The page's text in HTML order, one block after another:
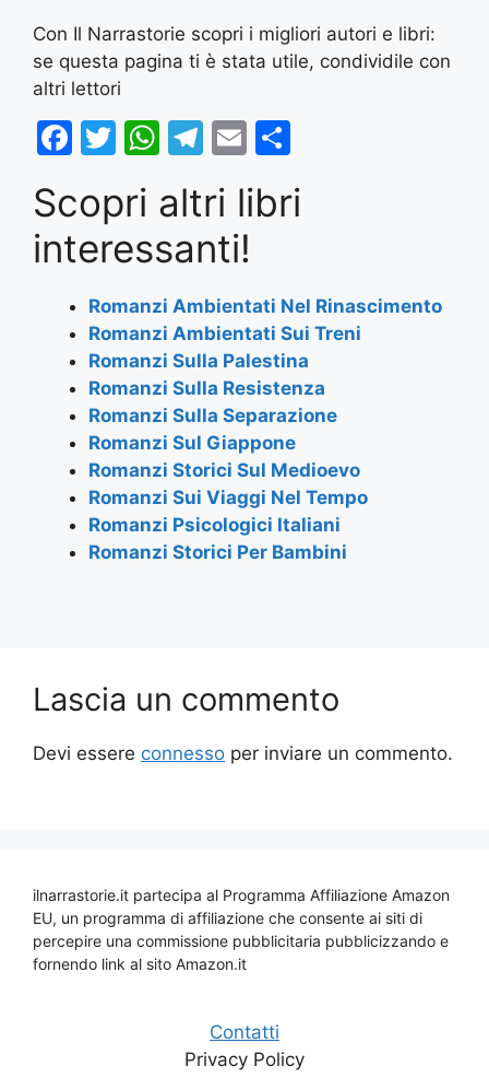
Con Il Narrastorie scopri i migliori autori e libri:
se questa pagina ti è stata utile, condividile con
altri lettori
F
c
e
b
o
o
k
T
itt
er
W
at
s
A
p
p
T
e
gr
a
m
E
ai
l
ar
Scopri altri libri
interessanti!
Romanzi Ambientati Nel Rinascimento
Romanzi Ambientati Sui Treni
Romanzi Sulla Palestina
Romanzi Sulla Resistenza
Romanzi Sulla Separazione
Romanzi Sul Giappone
Romanzi Storici Sul Medioevo
Romanzi Sui Viaggi Nel Tempo
Romanzi Psicologici Italiani
Romanzi Storici Per Bambini
Lascia un commento
Devi essere connesso per inviare un commento.
ilnarrastorie.it partecipa al Programma Affiliazione Amazon
EU, un programma di affiliazione che consente ai siti di
percepire una commissione pubblicitaria pubblicizzando e
fornendo link al sito Amazon.it
Contatti
Privacy Policy